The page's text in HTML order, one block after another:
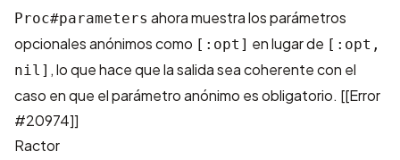
Proc#parameters ahora muestra los parámetros
opcionales anónimos como [:opt] en lugar de [:opt,
nil] , lo que hace que la salida sea coherente con el
caso en que el parámetro anónimo es obligatorio. [[Error
#20974]]
Ractor